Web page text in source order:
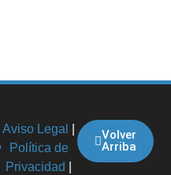
Aviso Legal
Política de
Privacidad
Volver
Arriba